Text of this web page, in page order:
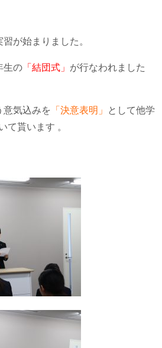
が始まりました。
生の 「結団式」 が行なわれました
意気込みを 「決意表明」
として他学
て貰います 。